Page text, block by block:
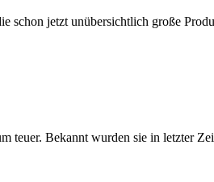
schon jetzt unübersichtlich große
teuer. Bekannt wurden sie in letzter